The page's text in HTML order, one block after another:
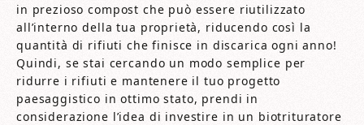
in prezioso compost che può essere riutilizzato
all’interno della tua proprietà, riducendo così la
quantità di rifiuti che finisce in discarica ogni anno!
Quindi, se stai cercando un modo semplice per
ridurre i rifiuti e mantenere il tuo progetto
paesaggistico in ottimo stato, prendi in
considerazione l’idea di investire in un biotrituratore